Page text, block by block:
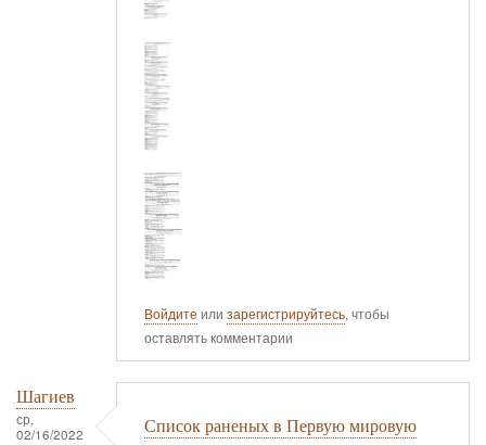
Войдите или зарегистрируйтесь, чтобы
оставлять комментарии
Шагиев
ср,
02/16/2022
Список раненых в Первую мировую